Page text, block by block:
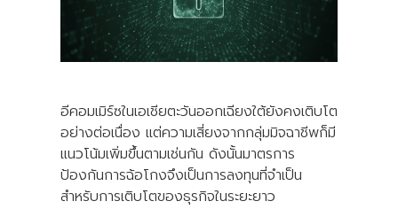
อีคอมเมิร์ซในเอเชียตะวันออกเฉียงใต้ยังคงเติบโต
อย่างต่อเนื่อง แต่ความเสี่ยงจากกลุ่มมิจฉาชีพก็มี
แนวโน้มเพิ่มขึ้นตามเช่นกัน ดังนั้นมาตรการ
ป้องกันการฉ้อโกงจึงเป็นการลงทุนที่จำเป็น
สำหรับการเติบโตของธุรกิจในระยะยาว